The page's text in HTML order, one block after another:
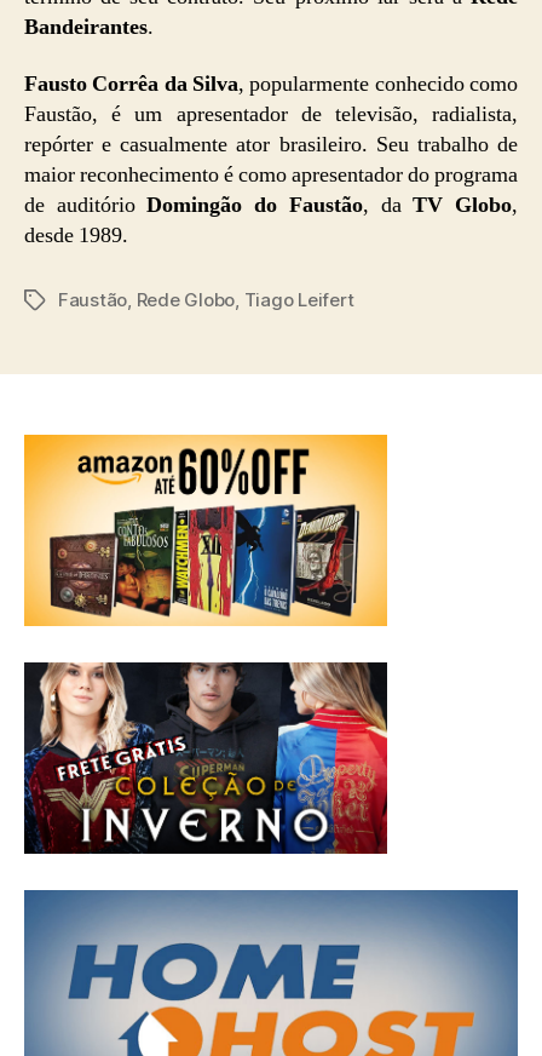
Bandeirantes.
Fausto Corrêa da Silva, popularmente conhecido como
Faustão, é um apresentador de televisão, radialista,
repórter e casualmente ator brasileiro. Seu trabalho de
maior reconhecimento é como apresentador do programa
de auditórioDomingão do Faustão, daTV Globo,
desde 1989.
TagsFaustão, Rede Globo, Tiago Leifert